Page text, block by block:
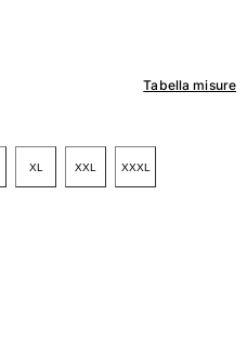
Tabella misure
XL XXL XXXL